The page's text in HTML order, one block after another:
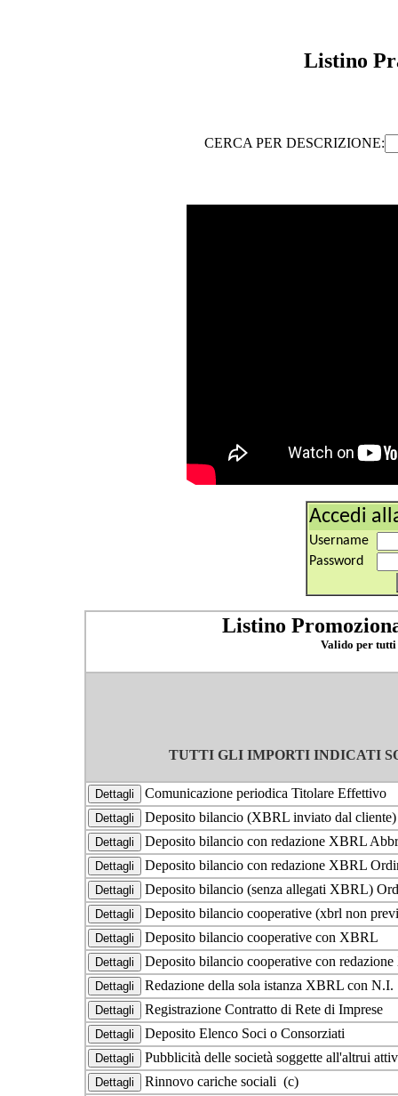
Listino
CERCA PER DESCRIZIONE:
Accedi
Username
Password
Listino
Valido per tutti
TUTTI GLI IMPORTI INDICATI
Comunicazione periodica Titolare Effettivo
Deposito bilancio (XBRL inviato dal
Deposito bilancio con redazione XBRL
Deposito bilancio con redazione XBRL
Deposito bilancio (senza allegati XBRL)
Deposito bilancio cooperative (xbrl non
Deposito bilancio cooperative con XBRL
Deposito bilancio cooperative con
Redazione della sola istanza XBRL con
Registrazione Contratto di Rete di Imprese
Deposito Elenco Soci o Consorziati
Pubblicità delle società soggette all'altrui
Rinnovo cariche sociali (c)